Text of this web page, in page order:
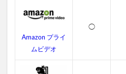
幕動
2.2
「ク
ラウ
ン」
Amazon プライ
ムビデオ
◯